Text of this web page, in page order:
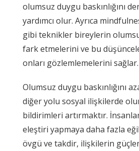
olumsuz duygu baskınlığını
yardımcı olur. Ayrıca
gibi teknikler bireylerin
fark etmelerini ve bu
onları gözlemlemelerini sağlar.
Olumsuz duygu baskınlığını
diğer yolu sosyal ilişkilerde
bildirimleri artırmaktır.
eleştiri yapmaya daha fazla
övgü ve takdir, ilişkilerin